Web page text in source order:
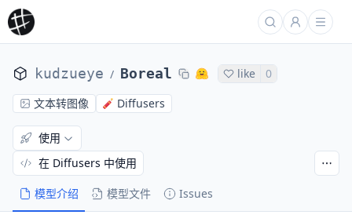
kudzueye / Boreal like
0
文本转图像
Diffusers
模型介绍 模型文件 Issues
使用
在 Diffusers 中使用